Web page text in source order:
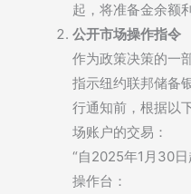
起，将准备金余额
公开市场操作指令
作为政策决策的一
指示纽约联邦储备
行通知前，根据以
场账户的交易：
“自2025年1月30
操作台：